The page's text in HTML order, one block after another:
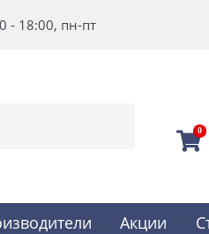
- 18:00, пн-пт
0
Акции